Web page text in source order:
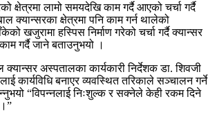
क्षेत्रमा लामो समयदेखि काम गर्दै आएको चर्चा गर्दै
क्यान्सरका क्षेत्रमा पनि काम गर्न थालेको
खजुरामा हस्पिस निर्माण गरेको चर्चा गर्दै क्यान्सर
गर्दै जाने बताउनुभयो ।
क्यान्सर अस्पतालका कार्यकारी निर्देशक डा. शिवजी
कार्यविधि बनाएर व्यवस्थित तरिकाले सञ्चालन गर्ने
“विपन्नलाई निःशुल्क र सक्नेले केही रकम दिने
।”